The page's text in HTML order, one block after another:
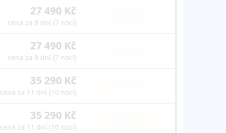
27 490 Kč
cena za 8 dní (7 nocí)
27 490 Kč
cena za 8 dní (7 nocí)
35 290 Kč
cena za 11 dní (10 nocí)
35 290 Kč
cena za 11 dní (10 nocí)